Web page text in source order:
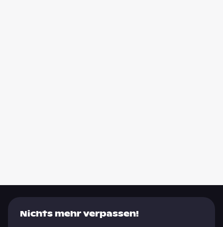
Nichts mehr verpassen!